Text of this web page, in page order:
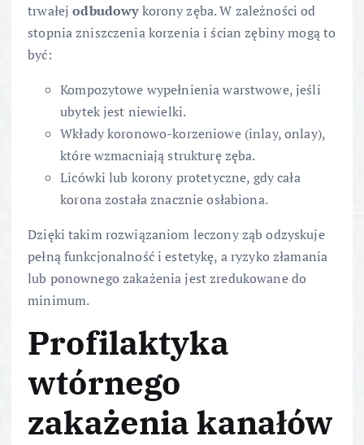
trwałejodbudowykorony zęba. W zależności od
stopnia zniszczenia korzenia i ścian zębiny mogą to
być:
Kompozytowe wypełnienia warstwowe, jeśli
ubytek jest niewielki.
Wkłady koronowo-korzeniowe (inlay, onlay),
które wzmacniają strukturę zęba.
Licówki lub korony protetyczne, gdy cała
korona została znacznie osłabiona.
Dzięki takim rozwiązaniom leczony ząb odzyskuje
pełną funkcjonalność i estetykę, a ryzyko złamania
lub ponownego zakażenia jest zredukowane do
minimum.
Profilaktyka
wtórnego
zakażenia kanałów